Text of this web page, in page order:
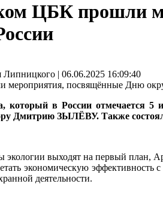
ЦБК прошли
| 06.06.2025 16:09:40
который в России отмечается 5
Дмитрию ЗЫЛЁВУ. Также
экологии выходят на первый план,
экономическую
деятельности.